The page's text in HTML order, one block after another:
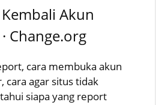
Akun
Change.org
cara membuka akun
cara agar situs tidak
siapa yang report